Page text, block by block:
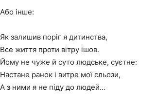
Або інше:
Як залишив поріг я дитинства,
Все життя проти вітру ішов.
Йому не чуже й суто людське, суєтне:
Настане ранок і витре мої сльози,
А з ними я не піду до людей…